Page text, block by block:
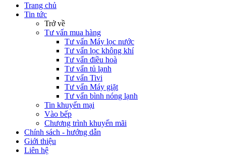
Trang chủ
Tin tức
Trở về
Tư vấn mua hàng
Tư vấn Máy lọc nước
Tư vấn lọc không khí
Tư vấn điều hoà
Tư vấn tủ lạnh
Tư vấn Tivi
Tư vấn Máy giặt
Tư vấn bình nóng lạnh
Tin khuyến mại
Vào bếp
Chương trình khuyến mãi
Chính sách - hướng dẫn
Giới thiệu
Liên hệ